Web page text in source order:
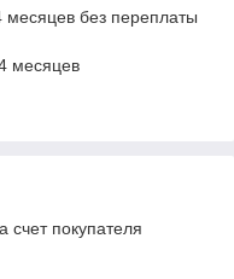
без переплаты
месяцев
счет покупателя